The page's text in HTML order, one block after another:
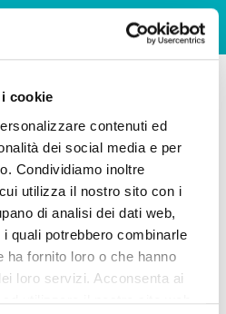
cookie
contenuti ed
dei social media e per
Condividiamo inoltre
utilizza il nostro sito con i
di analisi dei dati web,
quali potrebbero combinarle
ha fornito loro o che hanno
loro servizi. Acconsenta ai